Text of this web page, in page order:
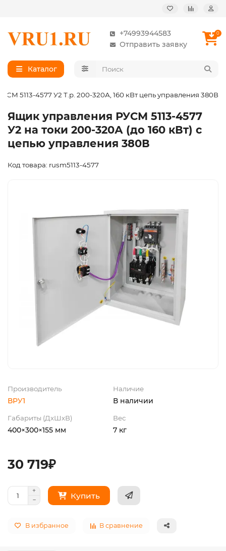
+74993944583
Отправить заявку
0
Каталог
5113-4577 У2 Т.р. 200-320А, 160 кВт цепь управления 380В
Ящик управления РУСМ 5113-4577
У2 на токи 200-320А (до 160 кВт) с
цепью управления 380В
Код товара: rusm5113-4577
Производитель
ВРУ1
Наличие
В наличии
Габариты (ДхШхВ)
400×300×155 мм
Вес
7 кг
30 719₽
Купить
В избранное В сравнение